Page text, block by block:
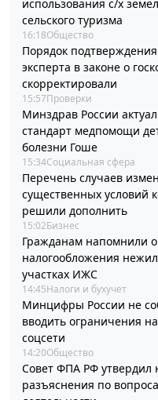
использования с/х
сельского туризма
16:18Общество
Порядок подтверждения
эксперта в законе о
скорректировали
15:57Проверки
Минздрав России
стандарт медпомощи
болезни Гоше
15:34Социальная сфера
Перечень случаев
существенных условий
решили дополнить
15:02Бизнес
Гражданам напомнили
налогообложения
участках ИЖС
14:45Налоги и бухучет
Минцифры России не
вводить ограничения
соцсети
14:20Общество
Совет ФПА РФ утвердил
разъяснения по